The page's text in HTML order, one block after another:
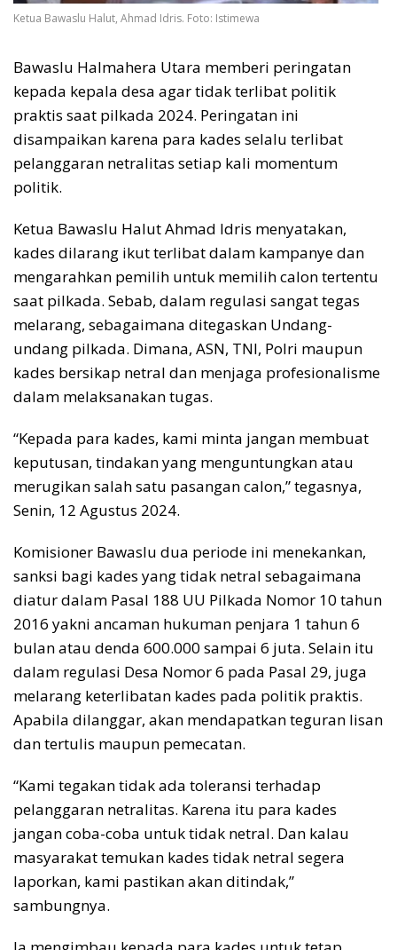
Ketua Bawaslu Halut, Ahmad Idris. Foto: Istimewa
Bawaslu Halmahera Utara memberi peringatan
kepada kepala desa agar tidak terlibat politik
praktis saat pilkada 2024. Peringatan ini
disampaikan karena para kades selalu terlibat
pelanggaran netralitas setiap kali momentum
politik.
Ketua Bawaslu Halut Ahmad Idris menyatakan,
kades dilarang ikut terlibat dalam kampanye dan
mengarahkan pemilih untuk memilih calon tertentu
saat pilkada. Sebab, dalam regulasi sangat tegas
melarang, sebagaimana ditegaskan Undang-
undang pilkada. Dimana, ASN, TNI, Polri maupun
kades bersikap netral dan menjaga profesionalisme
dalam melaksanakan tugas.
“Kepada para kades, kami minta jangan membuat
keputusan, tindakan yang menguntungkan atau
merugikan salah satu pasangan calon,” tegasnya,
Senin, 12 Agustus 2024.
Komisioner Bawaslu dua periode ini menekankan,
sanksi bagi kades yang tidak netral sebagaimana
diatur dalam Pasal 188 UU Pilkada Nomor 10 tahun
2016 yakni ancaman hukuman penjara 1 tahun 6
bulan atau denda 600.000 sampai 6 juta. Selain itu
dalam regulasi Desa Nomor 6 pada Pasal 29, juga
melarang keterlibatan kades pada politik praktis.
Apabila dilanggar, akan mendapatkan teguran lisan
dan tertulis maupun pemecatan.
“Kami tegakan tidak ada toleransi terhadap
pelanggaran netralitas. Karena itu para kades
jangan coba-coba untuk tidak netral. Dan kalau
masyarakat temukan kades tidak netral segera
laporkan, kami pastikan akan ditindak,”
sambungnya.